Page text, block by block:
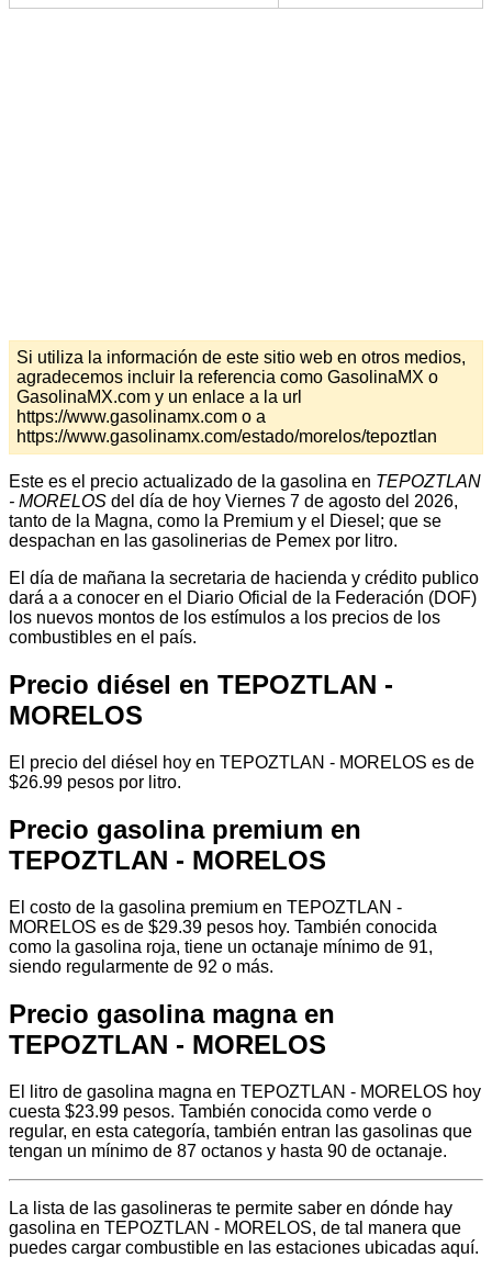
Si utiliza la información de este sitio web en otros medios,
agradecemos incluir la referencia como GasolinaMX o
GasolinaMX.com y un enlace a la url
https://www.gasolinamx.com o a
https://www.gasolinamx.com/estado/morelos/tepoztlan
Este es el precio actualizado de la gasolina en TEPOZTLAN
- MORELOS del día de hoy Viernes 7 de agosto del 2026,
tanto de la Magna, como la Premium y el Diesel; que se
despachan en las gasolinerias de Pemex por litro.
El día de mañana la secretaria de hacienda y crédito publico
dará a a conocer en el Diario Oficial de la Federación (DOF)
los nuevos montos de los estímulos a los precios de los
combustibles en el país.
Precio diésel en TEPOZTLAN -
MORELOS
El precio del diésel hoy en TEPOZTLAN - MORELOS es de
$26.99 pesos por litro.
Precio gasolina premium en
TEPOZTLAN - MORELOS
El costo de la gasolina premium en TEPOZTLAN -
MORELOS es de $29.39 pesos hoy. También conocida
como la gasolina roja, tiene un octanaje mínimo de 91,
siendo regularmente de 92 o más.
Precio gasolina magna en
TEPOZTLAN - MORELOS
El litro de gasolina magna en TEPOZTLAN - MORELOS hoy
cuesta $23.99 pesos. También conocida como verde o
regular, en esta categoría, también entran las gasolinas que
tengan un mínimo de 87 octanos y hasta 90 de octanaje.
La lista de las gasolineras te permite saber en dónde hay
gasolina en TEPOZTLAN - MORELOS, de tal manera que
puedes cargar combustible en las estaciones ubicadas aquí.